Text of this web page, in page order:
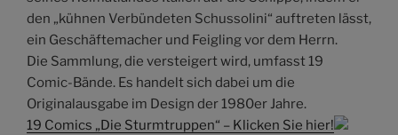
den „kühnen Verbündeten Schussolini“ auftreten lässt,
ein Geschäftemacher und Feigling vor dem Herrn.
Die Sammlung, die versteigert wird, umfasst 19
Comic-Bände. Es handelt sich dabei um die
Originalausgabe im Design der 1980er Jahre.
19 Comics „Die Sturmtruppen“ – Klicken Sie hier!